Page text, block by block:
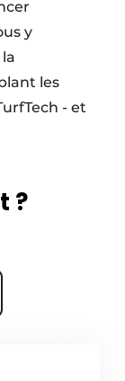
y
les
- et
?